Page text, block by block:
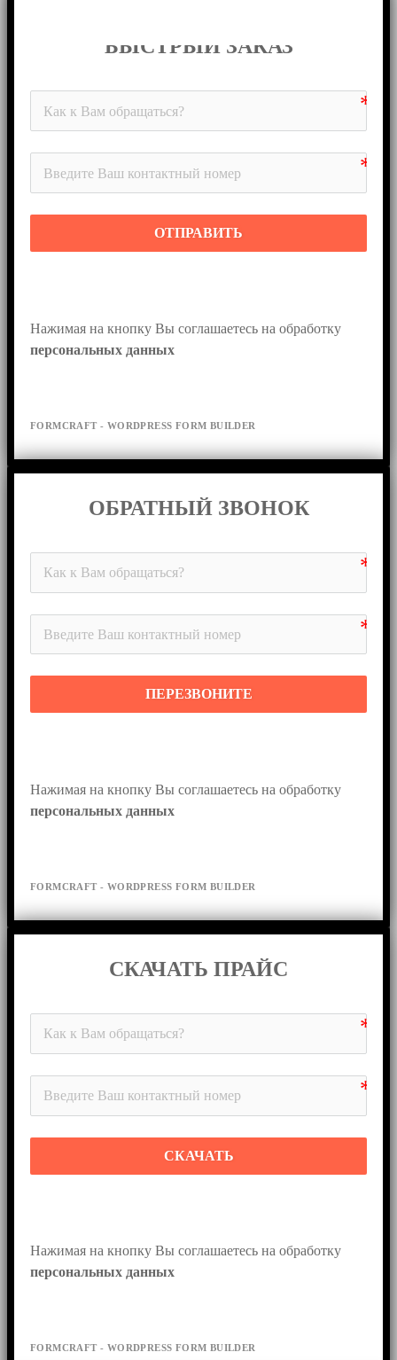
БЫСТРЫЙ ЗАКАЗ
ОТПРАВИТЬ
персональных данных
FORMCRAFT - WORDPRESS FORM BUILDER
ОБРАТНЫЙ ЗВОНОК
ПЕРЕЗВОНИТЕ
персональных данных
FORMCRAFT - WORDPRESS FORM BUILDER
СКАЧАТЬ ПРАЙС
СКАЧАТЬ
персональных данных
FORMCRAFT - WORDPRESS FORM BUILDER